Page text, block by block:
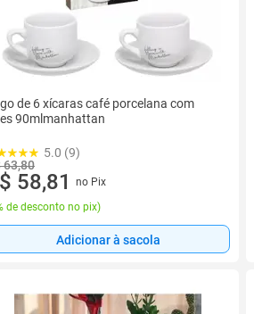
de 6 xícaras café porcelana com
90mlmanhattan
5.0 (9)
63,80
58,81
no Pix
de desconto no pix)
Adicionar à sacola